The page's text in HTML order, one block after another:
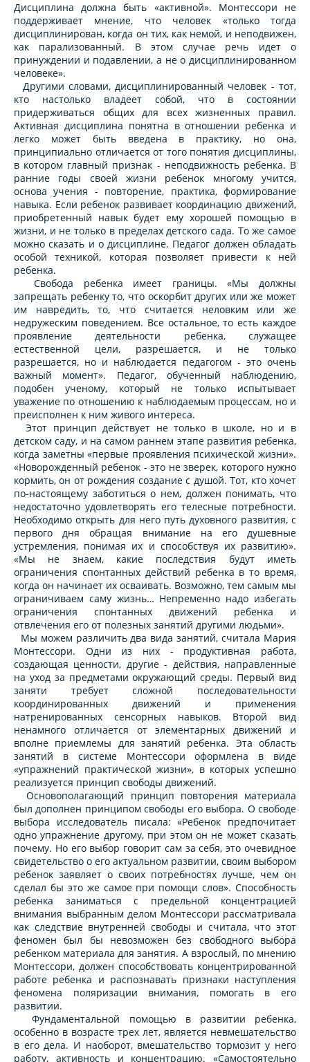
Дисциплина должна быть «активной». Монтессори не
поддерживает мнение, что человек «только тогда
дисциплинирован, когда он тих, как немой, и неподвижен,
как парализованный. В этом случае речь идет о
принуждении и подавлении, а не о дисциплинированном
человеке».
Другими словами, дисциплинированный человек - тот,
кто настолько владеет собой, что в состоянии
придерживаться общих для всех жизненных правил.
Активная дисциплина понятна в отношении ребенка и
легко может быть введена в практику, но она,
принципиально отличается от того понятия дисциплины,
в котором главный признак - неподвижность ребенка. В
ранние годы своей жизни ребенок многому учится,
основа учения - повторение, практика, формирование
навыка. Если ребенок развивает координацию движений,
приобретенный навык будет ему хорошей помощью в
жизни, и не только в пределах детского сада. То же самое
можно сказать и о дисциплине. Педагог должен обладать
особой техникой, которая позволяет привести к ней
ребенка.
Свобода ребенка имеет границы. «Мы должны
запрещать ребенку то, что оскорбит других или же может
им навредить, то, что считается неловким или же
недружеским поведением. Все остальное, то есть каждое
проявление деятельности ребенка, служащее
естественной цели, разрешается, и не только
разрешается, но и наблюдается педагогом - это очень
важный момент». Педагог, обученный наблюдению,
подобен ученому, который не только испытывает
уважение по отношению к наблюдаемым процессам, но и
преисполнен к ним живого интереса.
Этот принцип действует не только в школе, но и в
детском саду, и на самом раннем этапе развития ребенка,
когда заметны «первые проявления психической жизни».
«Новорожденный ребенок - это не зверек, которого нужно
кормить, он от рождения создание с душой. Тот, кто хочет
по-настоящему заботиться о нем, должен понимать, что
недостаточно удовлетворять его телесные потребности.
Необходимо открыть для него путь духовного развития, с
первого дня обращая внимание на его душевные
устремления, понимая их и способствуя их развитию».
«Мы не знаем, какие последствия будут иметь
ограничения спонтанных действий ребенка в то время,
когда он начинает их осваивать. Возможно, тем самым мы
ограничиваем саму жизнь… Непременно надо избегать
ограничения спонтанных движений ребенка и
отвлечения его от полезных занятий другими людьми».
Мы можем различить два вида занятий, считала Мария
Монтессори. Одни из них - продуктивная работа,
создающая ценности, другие - действия, направленные
на уход за предметами окружающий среды. Первый вид
заняти требует сложной последовательности
координированных движений и применения
натренированных сенсорных навыков. Второй вид
ненамного отличается от элементарных движений и
вполне приемлемы для занятий ребенка. Эта область
занятий в системе Монтессори оформлена в виде
«упражнений практической жизни», в которых успешно
реализуется принцип свободы движений.
Основополагающий принцип повторения материала
был дополнен принципом свободы его выбора. О свободе
выбора исследователь писала: «Ребенок предпочитает
одно упражнение другому, при этом он не может сказать
почему. Но его выбор говорит сам за себя, это очевидное
свидетельство о его актуальном развитии, своим выбором
ребенок заявляет о своих потребностях лучше, чем он
сделал бы это же самое при помощи слов». Способность
ребенка заниматься с предельной концентрацией
внимания выбранным делом Монтессори рассматривала
как следствие внутренней свободы и считала, что этот
феномен был бы невозможен без свободного выбора
ребенком материала для занятия. А взрослый, по мнению
Монтессори, должен способствовать концентрированной
работе ребенка и распознавать признаки наступления
феномена поляризации внимания, помогать в его
развитии.
Фундаментальной помощью в развитии ребенка,
особенно в возрасте трех лет, является невмешательство
в его дела. И наоборот, вмешательство тормозит у него
работу, активность и концентрацию. «Самостоятельно